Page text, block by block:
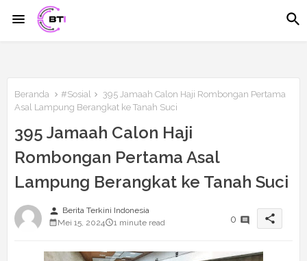
Beranda #Sosial
395 Jamaah Calon Haji Rombongan Pertama
Asal Lampung Berangkat ke Tanah Suci
395 Jamaah Calon Haji
Rombongan Pertama Asal
Lampung Berangkat ke Tanah Suci
person Berita Terkini Indonesia
Mei 15, 2024
1 minute read 0 share